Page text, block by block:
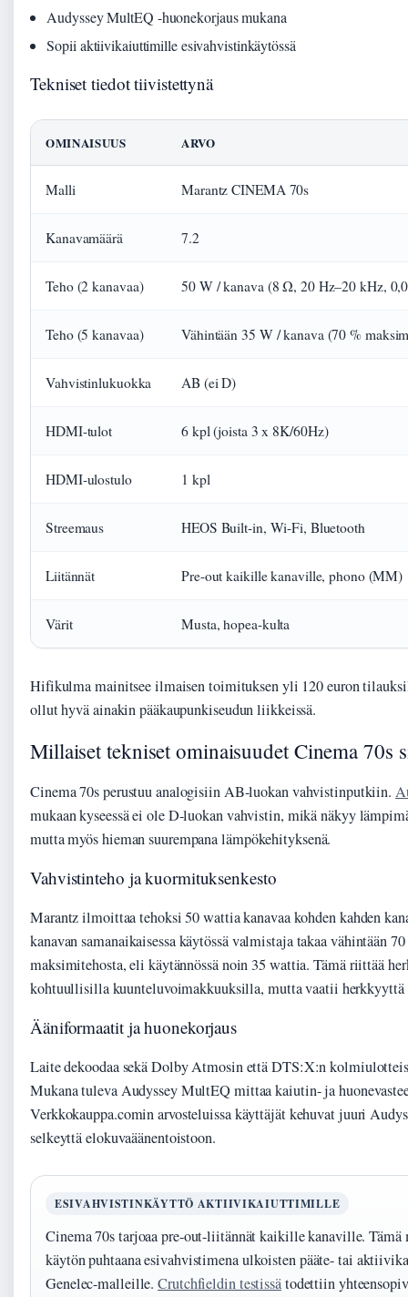
Audyssey MultEQ -huonekorjaus mukana
Sopii aktiivikaiuttimille esivahvistinkäytössä
Tekniset tiedot tiivistettynä
OMINAISUUS ARVO
Malli Marantz CINEMA 70s
Kanavamäärä 7.2
Teho (2 kanavaa) 50 W / kanava (8 Ω, 20 Hz–20 kHz,
Teho (5 kanavaa) Vähintään 35 W / kanava (70 %
Vahvistinlukuokka AB (ei D)
HDMI-tulot 6 kpl (joista 3 x 8K/60Hz)
HDMI-ulostulo 1 kpl
Streemaus HEOS Built-in, Wi-Fi, Bluetooth
Liitännät Pre-out kaikille kanaville, phono (MM)
Värit Musta, hopea-kulta
Hifikulma mainitsee ilmaisen toimituksen yli 120 euron
ollut hyvä ainakin pääkaupunkiseudun liikkeissä.
Millaiset tekniset ominaisuudet Cinema 70s
Cinema 70s perustuu analogisiin AB-luokan vahvistinputkiin.
mukaan kyseessä ei ole D-luokan vahvistin, mikä näkyy
mutta myös hieman suurempana lämpökehityksenä.
Vahvistinteho ja kuormituksenkesto
Marantz ilmoittaa tehoksi 50 wattia kanavaa kohden kahden
kanavan samanaikaisessa käytössä valmistaja takaa vähintään
maksimitehosta, eli käytännössä noin 35 wattia. Tämä riittää
kohtuullisilla kuunteluvoimakkuuksilla, mutta vaatii herkkyyttä
Ääniformaatit ja huonekorjaus
Laite dekoodaa sekä Dolby Atmosin että DTS:X:n
Mukana tuleva Audyssey MultEQ mittaa kaiutin- ja
Verkkokauppa.comin arvosteluissa käyttäjät kehuvat juuri
selkeyttä elokuvaäänentoistoon.
ESIVAHVISTINKÄYTTÖ AKTIIVIKAIUTTIMILLE
Cinema 70s tarjoaa pre-out-liitännät kaikille kanaville.
käytön puhtaana esivahvistimena ulkoisten pääte- tai
Genelec-malleille.Crutchfieldin testissätodettiin